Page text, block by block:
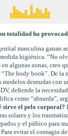
totalidad ha
masculina ganan
higiénica. “No
algunas zonas, creo
body book”. De la
desnudas con
defiende la
como “absurda”,
sirve el pelo corporal?
solares y los
y el púbico para
evitar el contagio